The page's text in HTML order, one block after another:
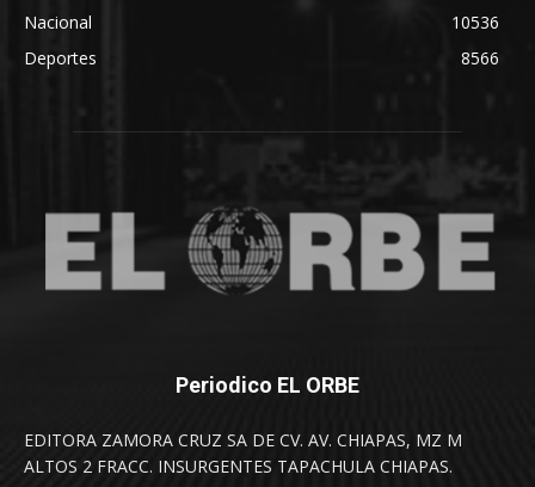
Nacional
10536
Deportes
8566
Periodico EL ORBE
EDITORA ZAMORA CRUZ SA DE CV. AV. CHIAPAS, MZ M
ALTOS 2 FRACC. INSURGENTES TAPACHULA CHIAPAS.